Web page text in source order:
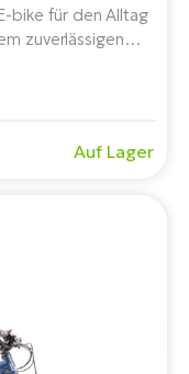
bike für den Alltag
zuverlässigen
ist es die ideale
Auf Lager